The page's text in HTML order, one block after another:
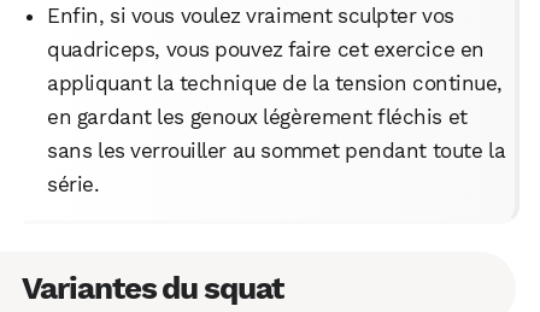
Enfin, si vous voulez vraiment sculpter vos
quadriceps, vous pouvez faire cet exercice en
appliquant la technique de la tension continue,
en gardant les genoux légèrement fléchis et
sans les verrouiller au sommet pendant toute la
série.
Variantes du squat